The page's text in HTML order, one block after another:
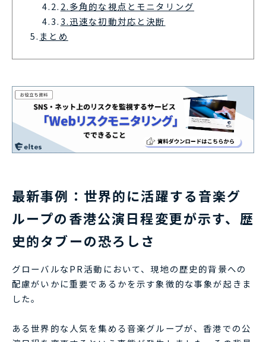
4.2. 2.多角的な視点とモニタリング
4.3.3.迅速な初動対応と決断
5. まとめ
最新事例：世界的に活躍する音楽グ
ループの香港公演日程変更が示す、歴
史的タブーの恐ろしさ
グローバルなPR活動において、現地の歴史的背景への
配慮がいかに重要であるかを示す象徴的な事象が起きま
した。
ある世界的な人気を集める音楽グループが、香港での公